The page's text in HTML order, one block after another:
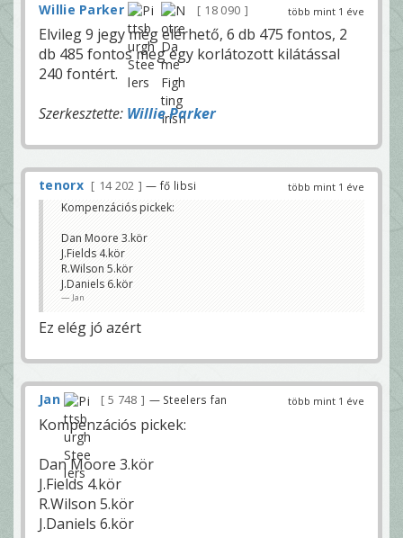
több mint 1 éve
Willie Parker 18 090
Elvileg 9 jegy még elérhető, 6 db 475 fontos, 2
db 485 fontos meg egy korlátozott kilátással
240 fontért.
Szerkesztette: Willie Parker
több mint 1 éve
tenorx 14 202 — fő libsi
Kompenzációs pickek:
Dan Moore 3.kör
J.Fields 4.kör
R.Wilson 5.kör
J.Daniels 6.kör
Jan
Ez elég jó azért
több mint 1 éve
Jan 5 748 — Steelers fan
Kompenzációs pickek:
Dan Moore 3.kör
J.Fields 4.kör
R.Wilson 5.kör
J.Daniels 6.kör